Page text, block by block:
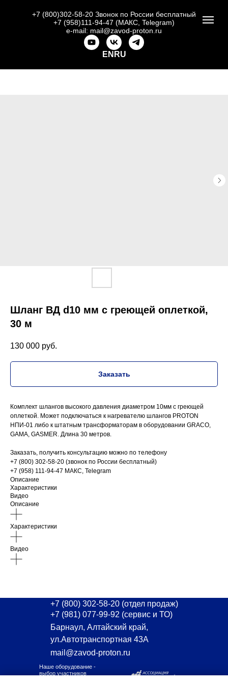
+7 (800)302-58-20 Звонок по России бесплатный
+7 (958)111-94-47 (МАКС, Telegram)
e-mail: mail@zavod-proton.ru
EN RU
Шланг ВД d10 мм с греющей оплеткой,
30 м
130 000 руб.
Заказать
Комплект шлангов высокого давления диаметром 10мм с греющей
оплеткой. Может подключаться к нагревателю шлангов PROTON
НПИ-01 либо к штатным трансформаторам в оборудовании GRACO,
GAMA, GASMER. Длина 30 метров.
Заказать, получить консультацию можно по телефону
+7 (800) 302-58-20 (звонок по России бесплатный)
+7 (958) 111-94-47 МАКС, Telegram
Описание
Характеристики
Видео
Описание
Характеристики
Видео
+7 (800) 302-58-20 (отдел продаж)
Барнаул, Алтайский край,
ул.Автотранспортная 43А
mail@zavod-proton.ru
+7 (981) 077-99-92 (сервис и ТО)
Наше оборудование -
выбор участников